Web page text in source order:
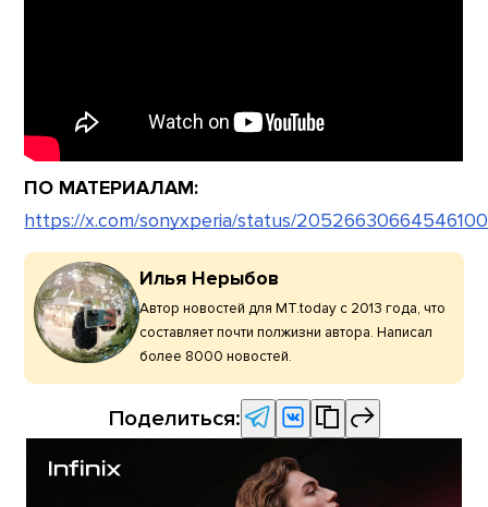
ПО МАТЕРИАЛАМ:
https://x.com/sonyxperia/status/
Илья Нерыбов
Автор новостей для MT.today с 2013 года, что
составляет почти полжизни автора. Написал
более 8000 новостей.
Поделиться: